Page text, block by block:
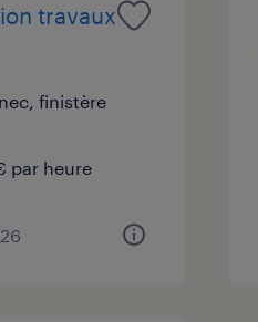
travaux
finistère
par heure